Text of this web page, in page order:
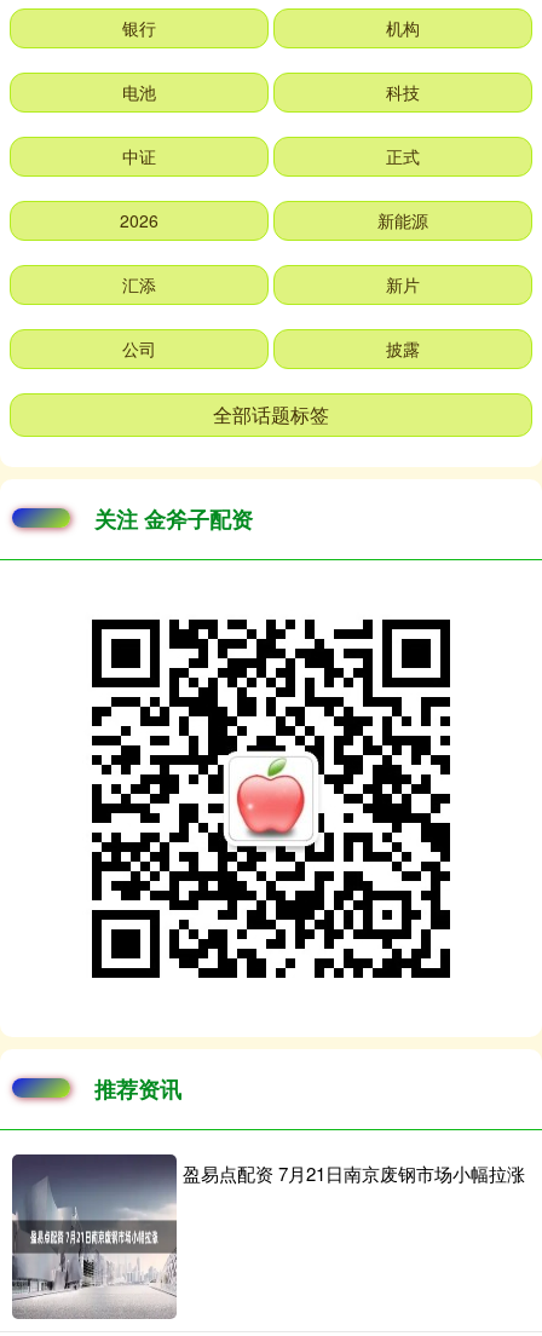
银行 机构
电池 科技
中证 正式
2026 新能源
汇添 新片
公司 披露
全部话题标签
关注 金斧子配资
推荐资讯
盈易点配资 7月21日南京废钢市场小幅拉涨